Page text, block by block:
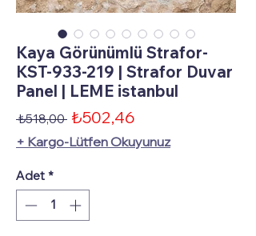
Kaya Görünümlü Strafor-
KST-933-219 | Strafor Duvar
Panel | LEME istanbul
₺518,00 Normal
Fiyat
₺502,46
+ Kargo-Lütfen Okuyunuz
Adet *